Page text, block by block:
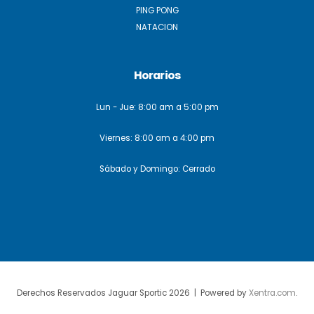
PING PONG
NATACION
Horarios
Lun - Jue: 8:00 am a 5:00 pm
Viernes: 8:00 am a 4:00 pm
Sábado y Domingo: Cerrado
Derechos Reservados Jaguar Sportic 2026 | Powered byXentra.com.